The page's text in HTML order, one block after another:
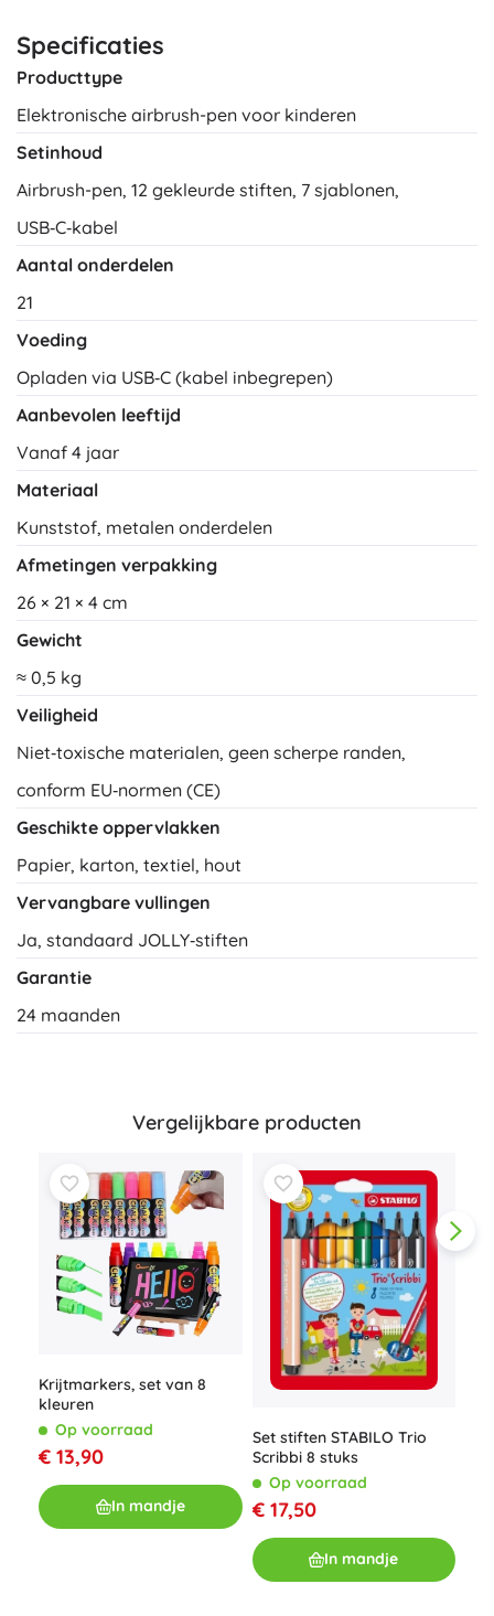
Specificaties
Producttype
Elektronische airbrush-pen voor kinderen
Setinhoud
Airbrush-pen, 12 gekleurde stiften, 7 sjablonen,
USB‑C‑kabel
Aantal onderdelen
21
Voeding
Opladen via USB‑C (kabel inbegrepen)
Aanbevolen leeftijd
Vanaf 4 jaar
Materiaal
Kunststof, metalen onderdelen
Afmetingen verpakking
26 × 21 × 4 cm
Gewicht
≈ 0,5 kg
Veiligheid
Niet‑toxische materialen, geen scherpe randen,
conform EU‑normen (CE)
Geschikte oppervlakken
Papier, karton, textiel, hout
Vervangbare vullingen
Ja, standaard JOLLY‑stiften
Garantie
24 maanden
Vergelijkbare producten
Krijtmarkers, set van 8
kleuren
Op voorraad
€ 13,90
In mandje
Set stiften STABILO Trio
Scribbi 8 stuks
Op voorraad
€ 17,50
In mandje